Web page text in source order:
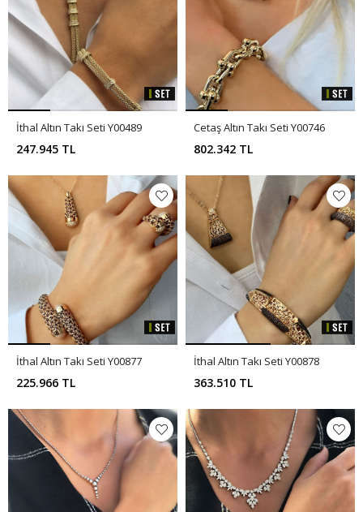
İthal Altın Takı Seti Y00489
247.945 TL
Cetaş Altın Takı Seti Y00746
802.342 TL
İthal Altın Takı Seti Y00877
225.966 TL
İthal Altın Takı Seti Y00878
363.510 TL